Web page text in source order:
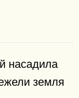
насадила
земля